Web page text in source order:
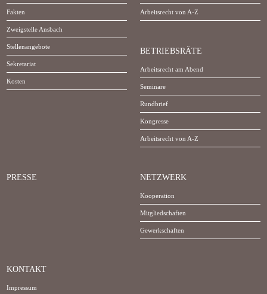
Fakten
Zweigstelle Ansbach
Stellenangebote
Sekretariat
Kosten
Arbeitsrecht von A-Z
BETRIEBSRÄTE
Arbeitsrecht am Abend
Seminare
Rundbrief
Kongresse
Arbeitsrecht von A-Z
PRESSE NETZWERK
Kooperation
Mitgliedschaften
Gewerkschaften
KONTAKT
Impressum